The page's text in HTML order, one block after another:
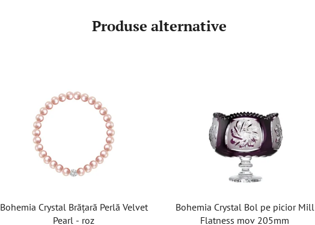
Produse alternative
Bohemia Crystal Brățară Perlă Velvet
Pearl - roz
Bohemia Crystal Bol pe picior Mill
Flatness mov 205mm